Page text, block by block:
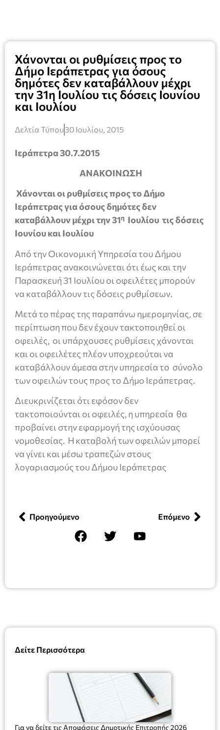
Δείτε Περισσότερα
Για να δείτε τις Αποφάσεις Δημοτικής Επιτροπής 2026
Χάνονται οι ρυθμίσεις προς το
Δήμο Ιεράπετρας για όσους
δημότες δεν καταβάλλουν μέχρι
την 31η Ιουλίου τις δόσεις Ιουνίου
και Ιουλίου
Δελτία Τύπου 30 Ιουλίου, 2015
Ιεράπετρα 30.7.2015
ΑΝΑΚΟΙΝΩΣΗ
Χάνονται οι ρυθμίσεις προς το Δήμο
Ιεράπετρας για όσους δημότες δεν
καταβάλλουν μέχρι την 31η Ιουλίου τις δόσεις
Ιουνίου και Ιουλίου
Από την Οικονομική Υπηρεσία του Δήμου
Ιεράπετρας ανακοινώνεται ότι έως και την
Παρασκευή 31 Ιουλίου οι οφειλέτες μπορούν
να καταβάλλουν τις δόσεις ρυθμίσεων.
Μετά το πέρας της παραπάνω ημερομηνίας, σε
περίπτωση που δεν έχουν τακτοποιηθεί οι
οφειλές, οι υπάρχουσες ρυθμίσεις χάνονται
και οι οφειλέτες πλέον υποχρεούται να
καταβάλλουν άμεσα στην υπηρεσία το σύνολο
των οφειλών τους προς το Δήμο Ιεράπετρας.
Διευκρινίζεται ότι εφόσον δεν
τακτοποιούνται οι οφειλές, η υπηρεσία θα
προβαίνει στην εφαρμογή της ισχύουσας
νομοθεσίας. Η καταβολή των οφειλών μπορεί
να γίνει και μέσω τραπεζών στους
λογαριασμούς του Δήμου Ιεράπετρας
Προηγούμενο Επόμενο